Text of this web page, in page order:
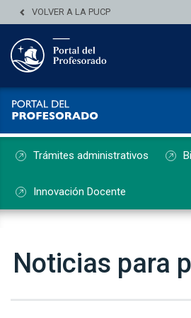
VOLVER A LA PUCP
Trámites administrativos
Innovación Docente
Noticias para